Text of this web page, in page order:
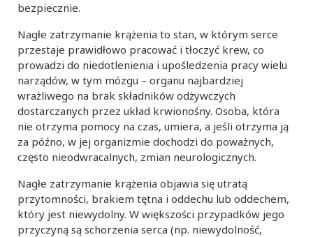
bezpiecznie.
Nagłe zatrzymanie krążenia to stan, w którym serce
przestaje prawidłowo pracować i tłoczyć krew, co
prowadzi do niedotlenienia i upośledzenia pracy wielu
narządów, w tym mózgu – organu najbardziej
wrażliwego na brak składników odżywczych
dostarczanych przez układ krwionośny. Osoba, która
nie otrzyma pomocy na czas, umiera, a jeśli otrzyma ją
za późno, w jej organizmie dochodzi do poważnych,
często nieodwracalnych, zmian neurologicznych.
Nagłe zatrzymanie krążenia objawia się utratą
przytomności, brakiem tętna i oddechu lub oddechem,
który jest niewydolny. W większości przypadków jego
przyczyną są schorzenia serca (np. niewydolność,